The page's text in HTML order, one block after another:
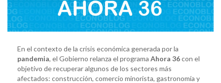
En el contexto de la crisis económica generada por la
pandemia, el Gobierno relanza el programa Ahora 36con el
objetivo de recuperar algunos de los sectores más
afectados: construcción, comercio minorista, gastronomía y